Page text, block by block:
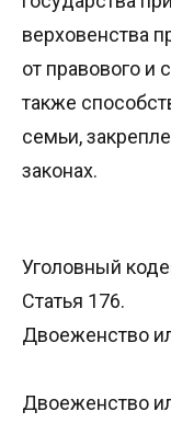
верховенства
от правового и
также
семьи,
законах.
Уголовный
Статья 176.
Двоеженство
Двоеженство